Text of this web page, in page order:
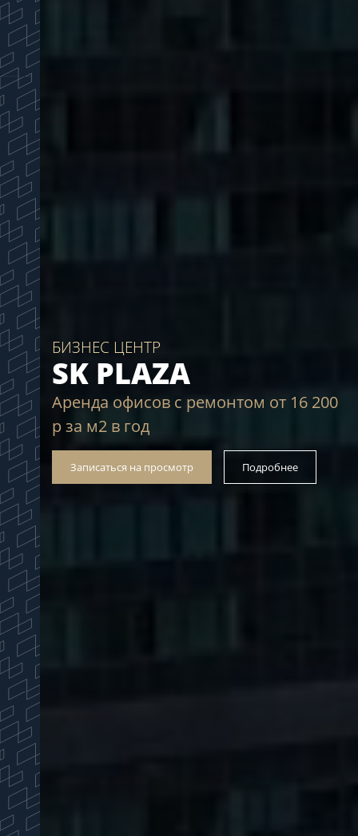
БИЗНЕС ЦЕНТР
SK PLAZA
Аренда офисов с ремонтом от 16 200
р за м2 в год
Записаться на просмотр Подробнее